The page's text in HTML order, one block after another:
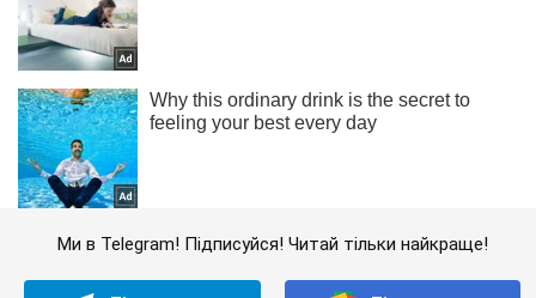
Ми в Telegram! Підписуйся! Читай тільки найкраще!